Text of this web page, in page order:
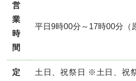
営
業
時
間
平日9時00分～17時00分（
定
土日、祝祭日 ※土日、祝